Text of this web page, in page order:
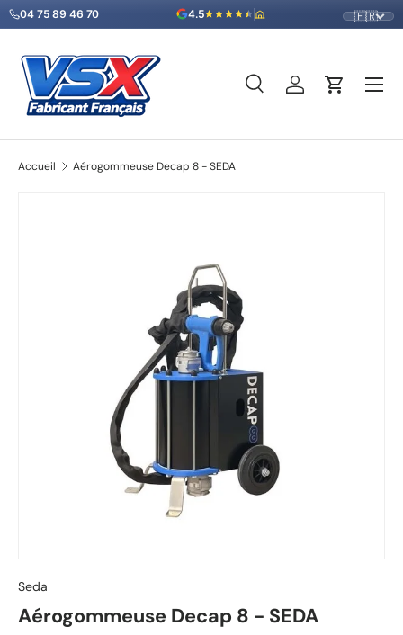
Aller au contenu
04 75 89 46 70 4.5 🇫🇷
Recherche
Type de produit
RechercheSe connecter
Panier
Menu
Accueil Aérogommeuse Decap 8 - SEDA
Seda
Aérogommeuse Decap 8 - SEDA